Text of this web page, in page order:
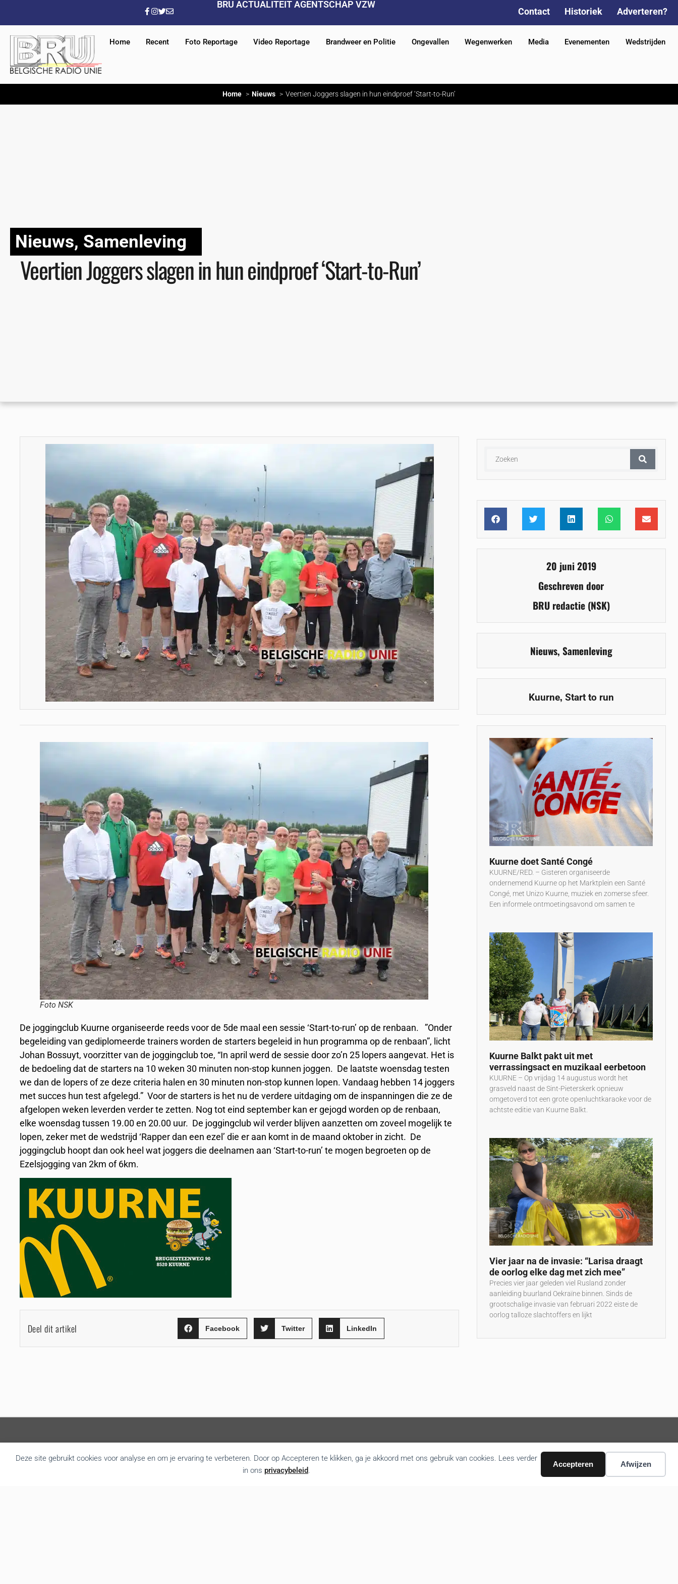
Deze site gebruikt cookies voor analyse en om je ervaring te verbeteren. Door op Accepteren te klikken, ga je akkoord met ons gebruik van cookies. Lees verder
in ons privacybeleid.
Accepteren Afwijzen
BRU ACTUALITEIT AGENTSCHAP VZW
Contact Historiek Adverteren?
Home Recent Foto Reportage Video Reportage Brandweer en Politie Ongevallen Wegenwerken Media Evenementen Wedstrijden
Home Nieuws Veertien Joggers slagen in hun eindproef ‘Start-to-Run’
Nieuws, Samenleving
Veertien Joggers slagen in hun eindproef ‘Start-to-Run’
Foto NSK
De joggingclub Kuurne organiseerde reeds voor de 5de maal een sessie ‘Start-to-run’ op de renbaan. ”Onder
begeleiding van gediplomeerde trainers worden de starters begeleid in hun programma op de renbaan”, licht
Johan Bossuyt, voorzitter van de joggingclub toe, “In april werd de sessie door zo’n 25 lopers aangevat. Het is
de bedoeling dat de starters na 10 weken 30 minuten non-stop kunnen joggen. De laatste woensdag testen
we dan de lopers of ze deze criteria halen en 30 minuten non-stop kunnen lopen. Vandaag hebben 14 joggers
met succes hun test afgelegd.” Voor de starters is het nu de verdere uitdaging om de inspanningen die ze de
afgelopen weken leverden verder te zetten. Nog tot eind september kan er gejogd worden op de renbaan,
elke woensdag tussen 19.00 en 20.00 uur. De joggingclub wil verder blijven aanzetten om zoveel mogelijk te
lopen, zeker met de wedstrijd ‘Rapper dan een ezel’ die er aan komt in de maand oktober in zicht. De
joggingclub hoopt dan ook heel wat joggers die deelnamen aan ‘Start-to-run’ te mogen begroeten op de
Ezelsjogging van 2km of 6km.
Deel dit artikel Facebook Twitter LinkedIn
20 juni 2019
Geschreven door
BRU redactie (NSK)
Nieuws, Samenleving
Kuurne, Start to run
Kuurne doet Santé Congé
KUURNE/RED. – Gisteren organiseerde
ondernemend Kuurne op het Marktplein een Santé
Congé, met Unizo Kuurne, muziek en zomerse sfeer.
Een informele ontmoetingsavond om samen te
Kuurne Balkt pakt uit met
verrassingsact en muzikaal eerbetoon
KUURNE – Op vrijdag 14 augustus wordt het
grasveld naast de Sint-Pieterskerk opnieuw
omgetoverd tot een grote openluchtkaraoke voor de
achtste editie van Kuurne Balkt.
Vier jaar na de invasie: “Larisa draagt
de oorlog elke dag met zich mee”
Precies vier jaar geleden viel Rusland zonder
aanleiding buurland Oekraïne binnen. Sinds de
grootschalige invasie van februari 2022 eiste de
oorlog talloze slachtoffers en lijkt
Over BRU
Volg ons nieuws via email